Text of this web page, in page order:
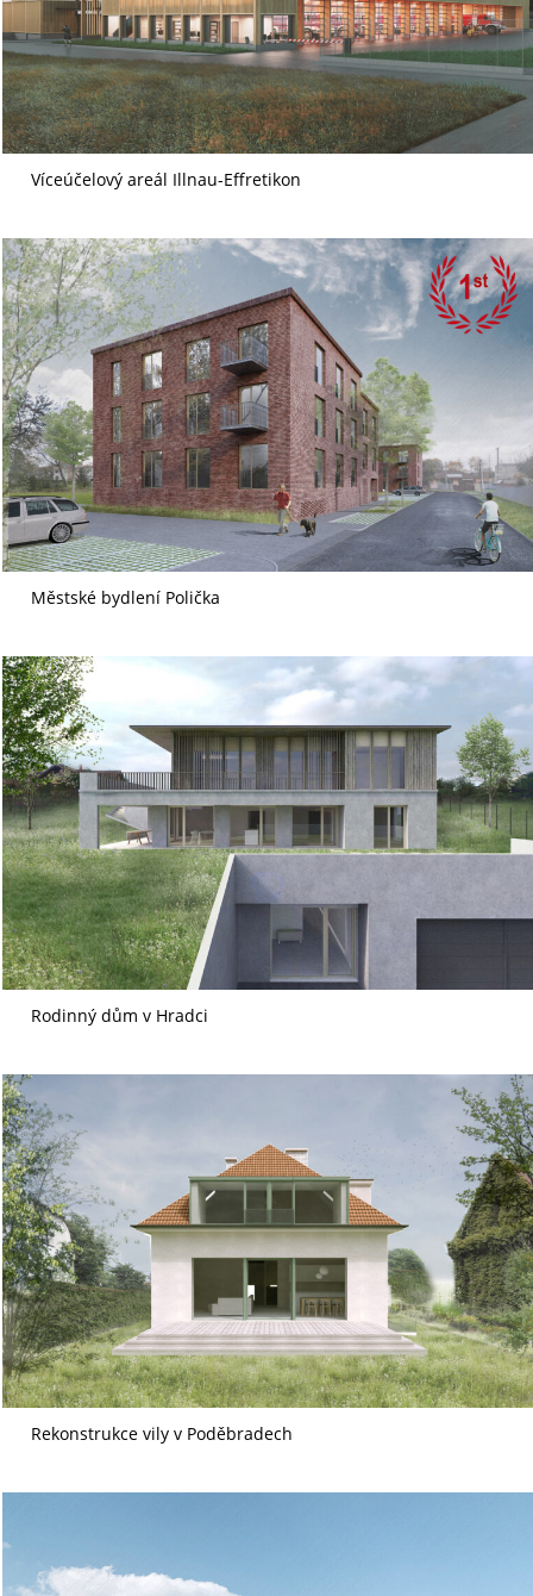
Víceúčelový areál Illnau-Effretikon
Městské bydlení Polička
Rodinný dům v Hradci
Rekonstrukce vily v Poděbradech